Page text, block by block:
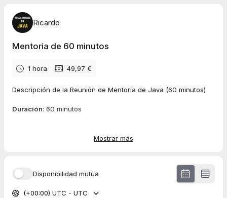
Ricardo
Mentoria de 60 minutos
1 hora 49,97 €
Descripción de la Reunión de Mentoria de Java (60 minutos)
Duración: 60 minutos
Mostrar más
Disponibilidad mutua
(+00:00) UTC - UTC